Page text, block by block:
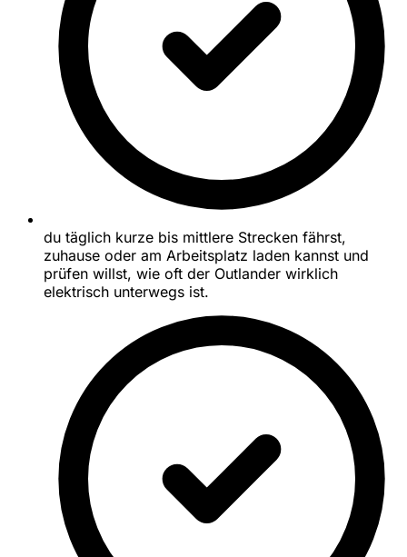
du täglich kurze bis mittlere Strecken fährst,
zuhause oder am Arbeitsplatz laden kannst und
prüfen willst, wie oft der Outlander wirklich
elektrisch unterwegs ist.